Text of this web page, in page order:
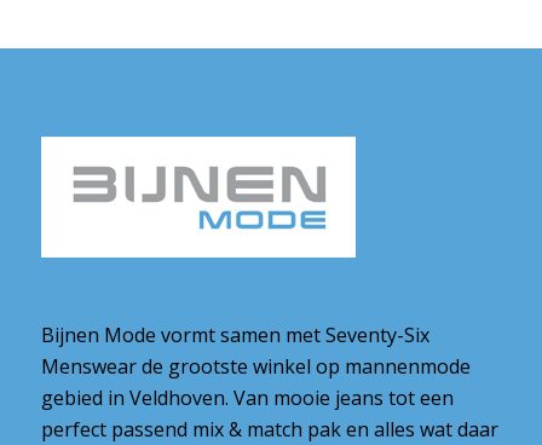
Bijnen Mode vormt samen met Seventy-Six
Menswear de grootste winkel op mannenmode
gebied in Veldhoven. Van mooie jeans tot een
perfect passend mix & match pak en alles wat daar